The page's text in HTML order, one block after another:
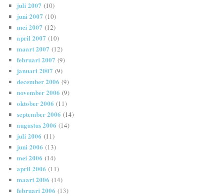
juli 2007 (10)
juni 2007 (10)
mei 2007 (12)
april 2007 (10)
maart 2007 (12)
februari 2007 (9)
januari 2007 (9)
december 2006 (9)
november 2006 (9)
oktober 2006 (11)
september 2006 (14)
augustus 2006 (14)
juli 2006 (11)
juni 2006 (13)
mei 2006 (14)
april 2006 (11)
maart 2006 (14)
februari 2006 (13)